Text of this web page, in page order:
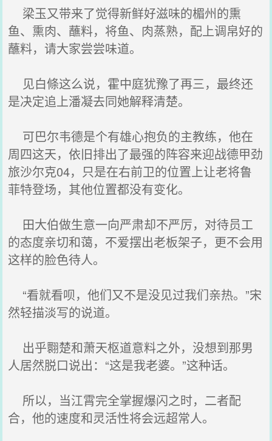
梁玉又带来了觉得新鲜好滋味的楣州的熏
鱼、熏肉、蘸料，将鱼、肉蒸熟，配上调帛好的
蘸料，请大家尝尝味道。
见白條这么说，霍中庭犹豫了再三，最终还
是决定追上潘凝去同她解释清楚。
可巴尔韦德是个有雄心抱负的主教练，他在
周四这天，依旧排出了最强的阵容来迎战德甲劲
旅沙尔克04，只是在右前卫的位置上让老将鲁
菲特登场，其他位置都没有变化。
田大伯做生意一向严肃却不严厉，对待员工
的态度亲切和蔼，不爱摆出老板架子，更不会用
这样的脸色待人。
“看就看呗，他们又不是没见过我们亲热。”宋
然轻描淡写的说道。
出乎翾楚和萧天枢道意料之外，没想到那男
人居然脱口说出：“这是我老婆。”这种话。
所以，当江霄完全掌握爆闪之时，二者配
合，他的速度和灵活性将会远超常人。